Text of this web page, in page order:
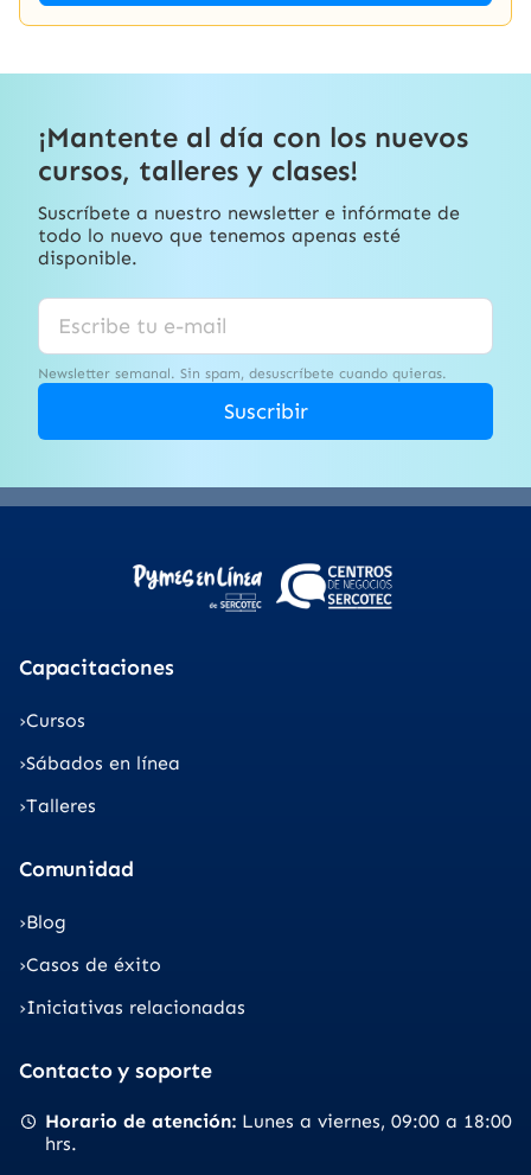
¡Mantente al día con los nuevos
cursos, talleres y clases!
Suscríbete a nuestro newsletter e infórmate de
todo lo nuevo que tenemos apenas esté
disponible.
Newsletter semanal. Sin spam, desuscríbete cuando quieras.
Suscribir
Capacitaciones
Cursos
Sábados en línea
Talleres
Comunidad
Blog
Casos de éxito
Iniciativas relacionadas
Contacto y soporte
Horario de atención Lunes a viernes 09:00 a 18:00
hrs.